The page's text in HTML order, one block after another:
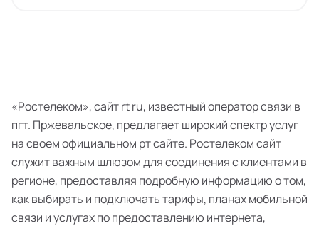
«Ростелеком», сайт rt ru, известный оператор связи в
пгт. Пржевальское, предлагает широкий спектр услуг
на своем официальном рт сайте. Ростелеком сайт
служит важным шлюзом для соединения с клиентами в
регионе, предоставляя подробную информацию о том,
как выбирать и подключать тарифы, планах мобильной
связи и услугах по предоставлению интернета,